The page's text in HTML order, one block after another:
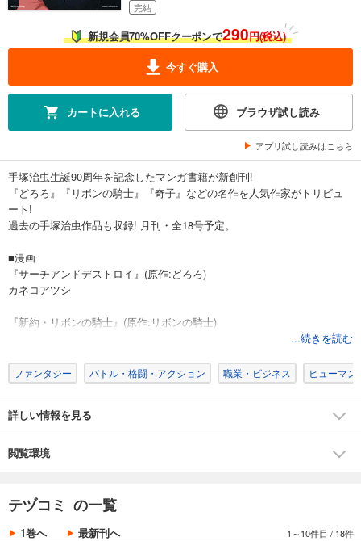
完結
新規会員70%OFFクーポンで290円(税込)
今すぐ購入
カートに入れる ブラウザ試し読み
アプリ試し読みはこちら
手塚治虫生誕90周年を記念したマンガ書籍が新創刊!
『どろろ』『リボンの騎士』『奇子』などの名作を人気作家がトリビュ
ート!
過去の手塚治虫作品も収録! 月刊・全18号予定。
■漫画
『サーチアンドデストロイ』(原作:どろろ)
カネコアツシ
『新約・リボンの騎士』(原作:リボンの騎士)
『亜夜子』(原作:奇子)
九部玖凛
『懊悩! マモルくん』(原作:マグマ大使)
しりあがり寿
『とらわれのエデン プライム・ローズ』(原作:プライム・ローズ)
蒼一郎
...続きを読む
ファンタジー バトル・格闘・アクション 職業・ビジネス ヒューマン
詳しい情報を見る
閲覧環境
テヅコミ の一覧
1巻へ 最新刊へ 1～10件目 / 18件